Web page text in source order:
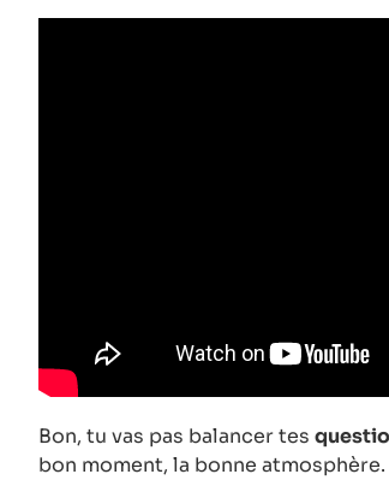
Bon, tu vas pas balancer tes
bon moment, la bonne